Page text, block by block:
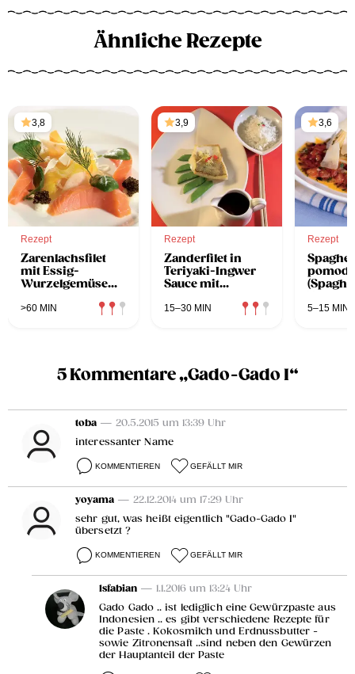
Ähnliche Rezepte
3,8
Rezept
Zarenlachsfilet
mit Essig-
Wurzelgemüse
>60 MIN
3,9
Rezept
Zanderfilet in
Teriyaki-Ingwer
Sauce mit
15–30 MIN
3,6
Rezept
5–15 MIN
5 Kommentare „Gado-Gado I“
toba — 20.5.2015 um 13:39 Uhr
interessanter Name
KOMMENTIEREN GEFÄLLT MIR
yoyama — 22.12.2014 um 17:29 Uhr
sehr gut, was heißt eigentlich "Gado-Gado I"
übersetzt ?
KOMMENTIEREN GEFÄLLT MIR
lsfabian — 1.1.2016 um 13:24 Uhr
Gado Gado .. ist lediglich eine Gewürzpaste aus
Indonesien .. es gibt verschiedene Rezepte für
die Paste . Kokosmilch und Erdnussbutter -
sowie Zitronensaft ..sind neben den Gewürzen
der Hauptanteil der Paste